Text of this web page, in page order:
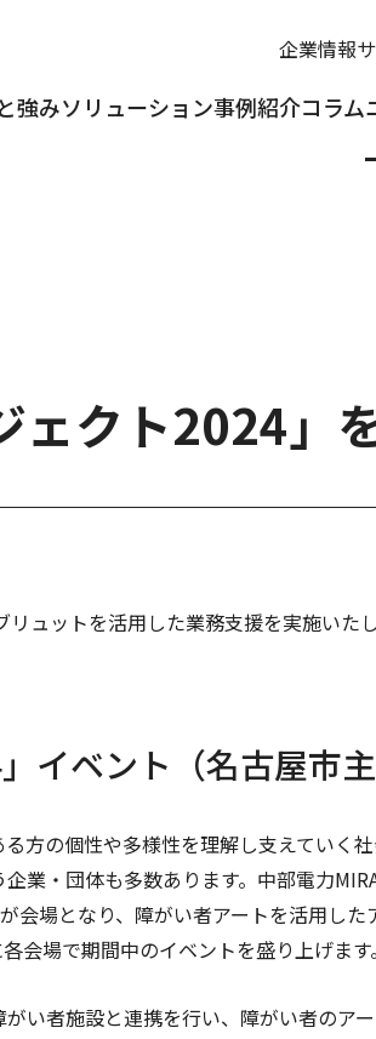
企業情報
強みソリューション事例紹介コラム
クト2024」
ュットを活用した業務支援を実施いたし
イベント（名古屋市主
方の個性や多様性を理解し支えていく
業・団体も多数あります。中部電力
会場となり、障がい者アートを活用し
会場で期間中のイベントを盛り上げます。
い者施設と連携を行い、障がい者のア